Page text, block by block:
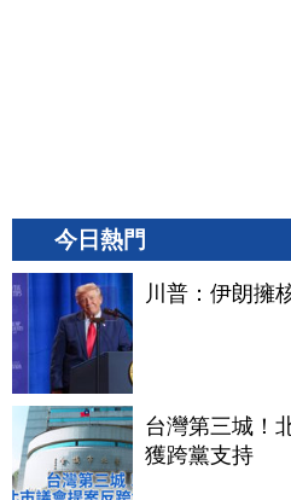
今日熱門
川普：伊朗擁
台灣第三城！
獲跨黨支持